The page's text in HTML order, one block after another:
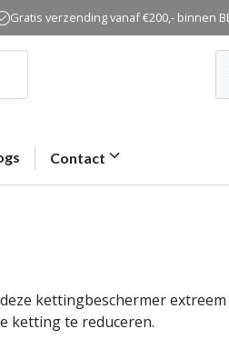
Gratis verzending vanaf €200,- binnen
Contact
kettingbeschermer
ketting te reduceren.